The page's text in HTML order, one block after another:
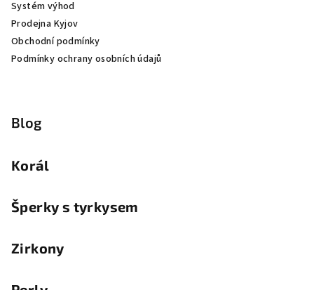
Systém výhod
Prodejna Kyjov
Obchodní podmínky
Podmínky ochrany osobních údajů
Blog
Korál
Šperky s tyrkysem
Zirkony